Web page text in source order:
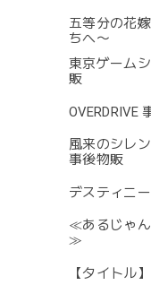
五等分の花
ちへ〜
東京ゲーム
販
OVERDRIVE
風来のシレ
事後物販
デスティニ
≪あるじゃ
≫
【タイトル